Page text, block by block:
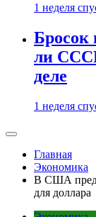
1 неделя
ли
деле
1 неделя
Главная
Экономика
В США
для доллара